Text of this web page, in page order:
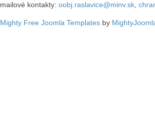
mailové kontakty: oobj.raslavice@minv.sk,
Mighty Free Joomla Templates by